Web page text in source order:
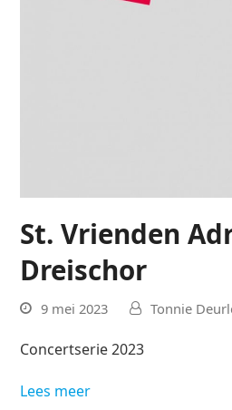
St. Vrienden
Dreischor
9 mei 2023 Tonnie
Concertserie 2023
Lees meer